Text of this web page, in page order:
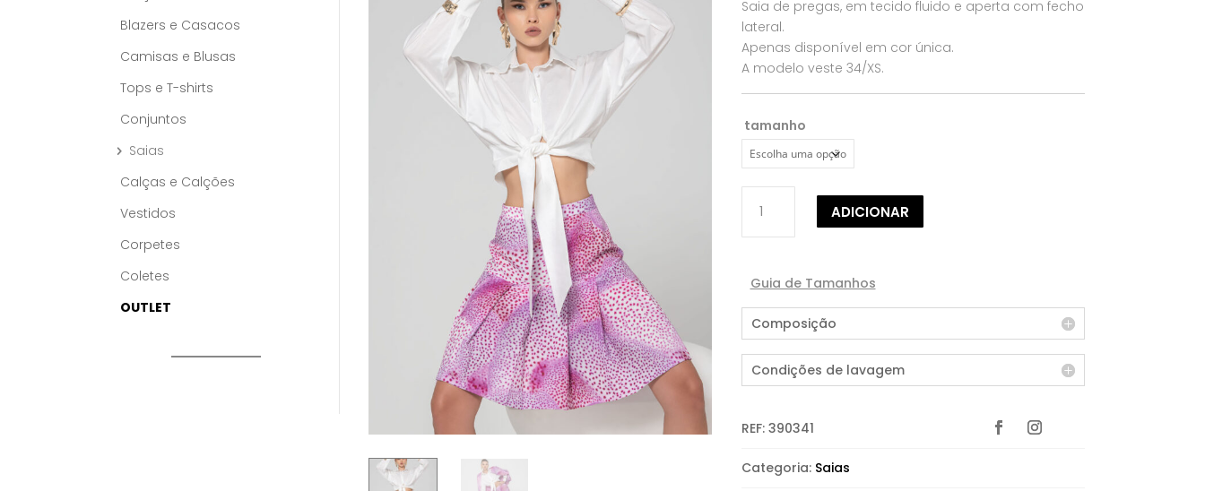
Blazers e Casacos
Camisas e Blusas
Tops e T-shirts
Conjuntos
Saias
Calças e Calções
Vestidos
Corpetes
Coletes
OUTLET
Saia de pregas, em tecido fluido e aperta com fecho
lateral.
Apenas disponível em cor única.
A modelo veste 34/XS.
tamanho
Quantidade
SAIA
ADICIONAR
Guia de Tamanhos
Composição
Condições de lavagem
REF: 390341
Categoria: Saias